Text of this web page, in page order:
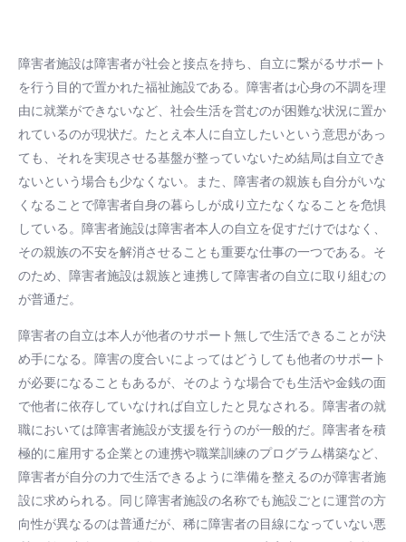
障害者施設は障害者が社会と接点を持ち、自立に繋がるサポート
を行う目的で置かれた福祉施設である。障害者は心身の不調を理
由に就業ができないなど、社会生活を営むのが困難な状況に置か
れているのが現状だ。たとえ本人に自立したいという意思があっ
ても、それを実現させる基盤が整っていないため結局は自立でき
ないという場合も少なくない。また、障害者の親族も自分がいな
くなることで障害者自身の暮らしが成り立たなくなることを危惧
している。障害者施設は障害者本人の自立を促すだけではなく、
その親族の不安を解消させることも重要な仕事の一つである。そ
のため、障害者施設は親族と連携して障害者の自立に取り組むの
が普通だ。
障害者の自立は本人が他者のサポート無しで生活できることが決
め手になる。障害の度合いによってはどうしても他者のサポート
が必要になることもあるが、そのような場合でも生活や金銭の面
で他者に依存していなければ自立したと見なされる。障害者の就
職においては障害者施設が支援を行うのが一般的だ。障害者を積
極的に雇用する企業との連携や職業訓練のプログラム構築など、
障害者が自分の力で生活できるように準備を整えるのが障害者施
設に求められる。同じ障害者施設の名称でも施設ごとに運営の方
向性が異なるのは普通だが、稀に障害者の目線になっていない悪